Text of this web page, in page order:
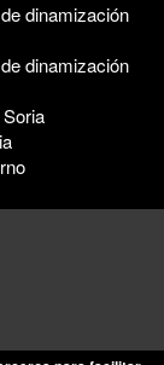
dinamización
dinamización